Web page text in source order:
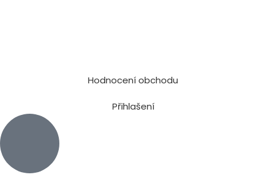
Hodnocení obchodu
Přihlašení